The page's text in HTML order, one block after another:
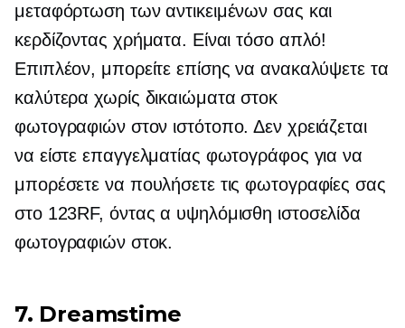
μεταφόρτωση των αντικειμένων σας και
κερδίζοντας χρήματα. Είναι τόσο απλό!
Επιπλέον, μπορείτε επίσης να ανακαλύψετε τα
καλύτεραχωρίς δικαιώματα στοκ
φωτογραφιών στον ιστότοπο. Δεν χρειάζεται
να είστε επαγγελματίας φωτογράφος για να
μπορέσετε να πουλήσετε τις φωτογραφίες σας
στο 123RF, όντας α υψηλόμισθη ιστοσελίδα
φωτογραφιών στοκ.
7. Dreamstime